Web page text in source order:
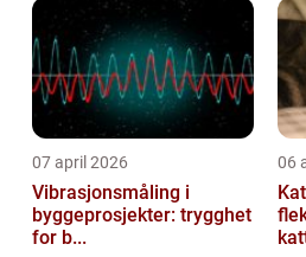
07 april 2026
Vibrasjonsmåling i
byggeprosjekter: trygghet
for b...
06